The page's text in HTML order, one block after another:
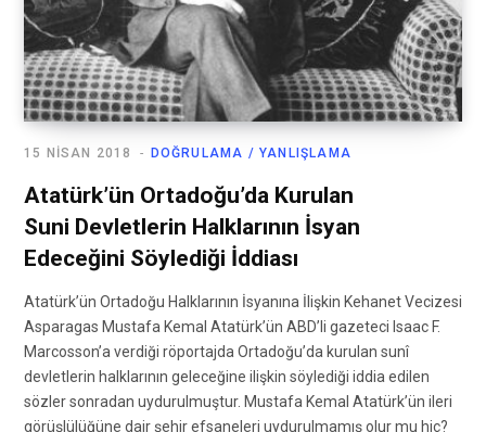
DOĞRULAMA / YANLIŞLAMA
15 NISAN 2018
Atatürk’ün Ortadoğu’da Kurulan
Suni Devletlerin Halklarının İsyan
Edeceğini Söylediği İddiası
Atatürk’ün Ortadoğu Halklarının İsyanına İlişkin Kehanet Vecizesi
Asparagas Mustafa Kemal Atatürk’ün ABD’li gazeteci Isaac F.
Marcosson’a verdiği röportajda Ortadoğu’da kurulan sunî
devletlerin halklarının geleceğine ilişkin söylediği iddia edilen
sözler sonradan uydurulmuştur. Mustafa Kemal Atatürk’ün ileri
görüşlülüğüne dair şehir efsaneleri uydurulmamış olur mu hiç?